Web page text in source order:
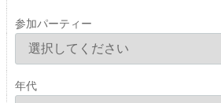
参加パーティー
年代